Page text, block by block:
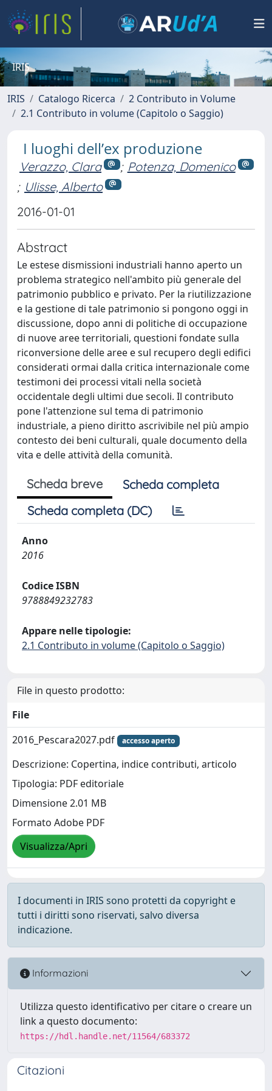
IRIS
IRIS Catalogo Ricerca
2 Contributo in Volume
2.1 Contributo in volume (Capitolo o Saggio)
I luoghi dell’ex produzione
Verazzo, Clara ; Potenza, Domenico
; Ulisse, Alberto
2016-01-01
Abstract
Le estese dismissioni industriali hanno aperto un
problema strategico nell'ambito più generale del
patrimonio pubblico e privato. Per la riutilizzazione
e la gestione di tale patrimonio si pongono oggi in
discussione, dopo anni di politiche di occupazione
di nuove aree territoriali, questioni fondate sulla
riconversione delle aree e sul recupero degli edifici
considerati ormai dalla critica internazionale come
testimoni dei processi vitali nella società
occidentale degli ultimi due secoli. Il contributo
pone l'attenzione sul tema di patrimonio
industriale, a pieno diritto ascrivibile nel più ampio
contesto dei beni culturali, quale documento della
vita e delle attività della comunità.
Scheda breve
Scheda completa
Scheda completa (DC)
Anno
2016
Codice ISBN
9788849232783
Appare nelle tipologie:
2.1 Contributo in volume (Capitolo o Saggio)
File in questo prodotto:
File
2016_Pescara2027.pdf
accesso aperto
Descrizione: Copertina, indice contributi, articolo
Tipologia: PDF editoriale
Dimensione 2.01 MB
Formato Adobe PDF
Visualizza/Apri
I documenti in IRIS sono protetti da copyright e
tutti i diritti sono riservati, salvo diversa
indicazione.
Informazioni
Utilizza questo identificativo per citare o creare un
link a questo documento:
https://hdl.handle.net/11564/683372
Citazioni